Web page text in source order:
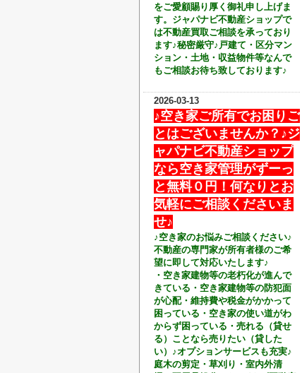
をご愛顧賜り厚く御礼申し上げま
す。ジャパナビ不動産ショップで
は不動産買取ご相談を承っており
ます♪秘密厳守♪戸建て・区分マン
ション・土地・収益物件等なんで
もご相談お待ち致しております♪
2026-03-13
♪空き家ご所有でお困りご
とはございませんか？♪ジ
ャパナビ不動産ショップ
なら空き家管理がずーっ
と無料０円！何なりとお
気軽にご相談くださいま
せ♪
♪空き家のお悩みご相談ください♪
不動産の専門家が所有者様のご希
望に即して対応いたします♪
・空き家建物等の老朽化が進んで
きている・空き家建物等の防犯面
が心配・維持費や税金がかかって
困っている・空き家の使い道がわ
からず困っている・売れる（貸せ
る）ことなら売りたい（貸した
い）♪オプションサービスも充実♪
庭木の剪定・草刈り・室内外清